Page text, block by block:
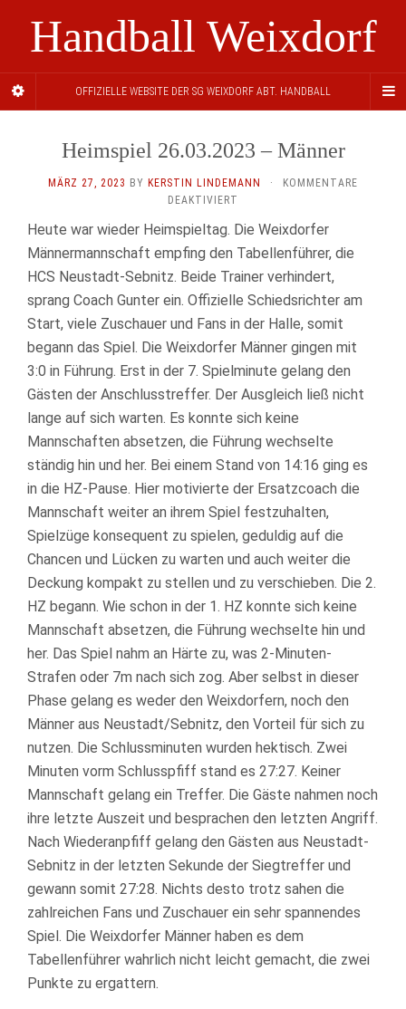
Handball Weixdorf
OFFIZIELLE WEBSITE DER SG WEIXDORF ABT. HANDBALL
Heimspiel 26.03.2023 – Männer
MÄRZ 27, 2023 BY KERSTIN LINDEMANN ·
KOMMENTARE
DEAKTIVIERT
26.03.2023
–
MÄNNER
Heute war wieder Heimspieltag. Die Weixdorfer
Männermannschaft empfing den Tabellenführer, die
HCS Neustadt-Sebnitz. Beide Trainer verhindert,
sprang Coach Gunter ein. Offizielle Schiedsrichter am
Start, viele Zuschauer und Fans in der Halle, somit
begann das Spiel. Die Weixdorfer Männer gingen mit
3:0 in Führung. Erst in der 7. Spielminute gelang den
Gästen der Anschlusstreffer. Der Ausgleich ließ nicht
lange auf sich warten. Es konnte sich keine
Mannschaften absetzen, die Führung wechselte
ständig hin und her. Bei einem Stand von 14:16 ging es
in die HZ-Pause. Hier motivierte der Ersatzcoach die
Mannschaft weiter an ihrem Spiel festzuhalten,
Spielzüge konsequent zu spielen, geduldig auf die
Chancen und Lücken zu warten und auch weiter die
Deckung kompakt zu stellen und zu verschieben. Die 2.
HZ begann. Wie schon in der 1. HZ konnte sich keine
Mannschaft absetzen, die Führung wechselte hin und
her. Das Spiel nahm an Härte zu, was 2-Minuten-
Strafen oder 7m nach sich zog. Aber selbst in dieser
Phase gelang es weder den Weixdorfern, noch den
Männer aus Neustadt/Sebnitz, den Vorteil für sich zu
nutzen. Die Schlussminuten wurden hektisch. Zwei
Minuten vorm Schlusspfiff stand es 27:27. Keiner
Mannschaft gelang ein Treffer. Die Gäste nahmen noch
ihre letzte Auszeit und besprachen den letzten Angriff.
Nach Wiederanpfiff gelang den Gästen aus Neustadt-
Sebnitz in der letzten Sekunde der Siegtreffer und
gewann somit 27:28. Nichts desto trotz sahen die
zahlreichen Fans und Zuschauer ein sehr spannendes
Spiel. Die Weixdorfer Männer haben es dem
Tabellenführer wahrlich nicht leicht gemacht, die zwei
Punkte zu ergattern.